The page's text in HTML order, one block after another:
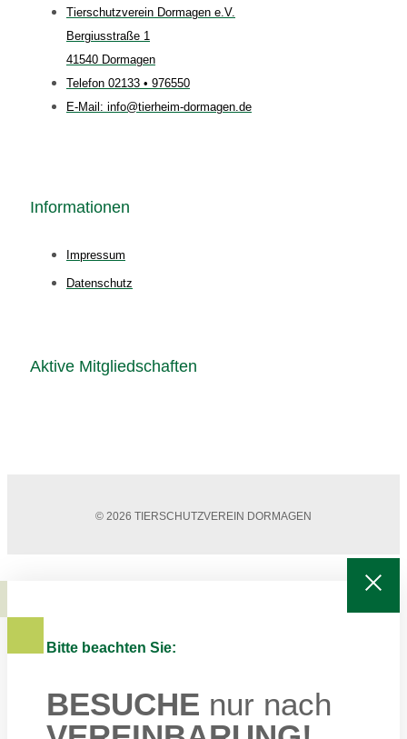
Tierschutzverein Dormagen e.V.
Bergiusstraße 1
41540 Dormagen
Telefon 02133 • 976550
E-Mail: info@tierheim-dormagen.de
Informationen
Impressum
Datenschutz
Aktive Mitgliedschaften
© 2026 TIERSCHUTZVEREIN DORMAGEN
Bitte beachten Sie:
BESUCHE nur nach